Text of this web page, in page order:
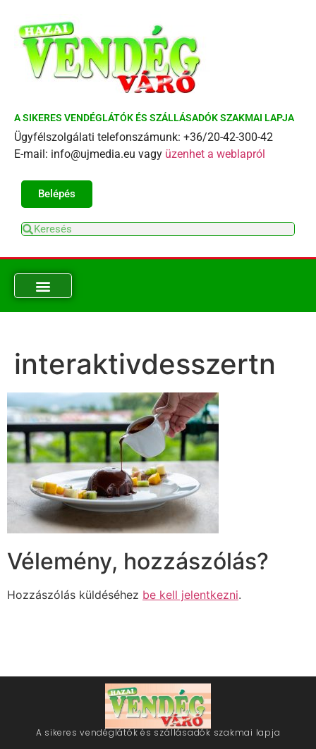
A SIKERES VENDÉGLÁTÓK ÉS SZÁLLÁSADÓK SZAKMAI LAPJA
Ügyfélszolgálati telefonszámunk: +36/20-42-300-42
E-mail: info@ujmedia.eu vagy üzenhet a weblapról
Belépés
interaktivdesszertn
Vélemény, hozzászólás?
Hozzászólás küldéséhez be kell jelentkezni.
A sikeres vendéglátók és szállásadók szakmai lapja